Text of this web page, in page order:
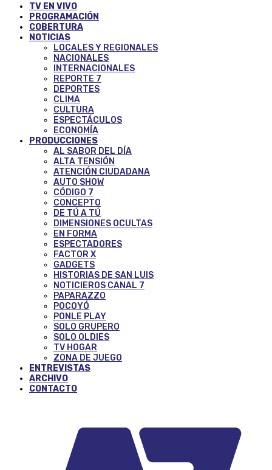
TV EN VIVO
PROGRAMACIÓN
COBERTURA
NOTICIAS
LOCALES Y REGIONALES
NACIONALES
INTERNACIONALES
REPORTE 7
DEPORTES
CLIMA
CULTURA
ESPECTÁCULOS
ECONOMÍA
PRODUCCIONES
AL SABOR DEL DÍA
ALTA TENSIÓN
ATENCIÓN CIUDADANA
AUTO SHOW
CÓDIGO 7
CONCEPTO
DE TÚ A TÚ
DIMENSIONES OCULTAS
EN FORMA
ESPECTADORES
FACTOR X
GADGETS
HISTORIAS DE SAN LUIS
NOTICIEROS CANAL 7
PAPARAZZO
POCOYÓ
PONLE PLAY
SOLO GRUPERO
SOLO OLDIES
TV HOGAR
ZONA DE JUEGO
ENTREVISTAS
ARCHIVO
CONTACTO